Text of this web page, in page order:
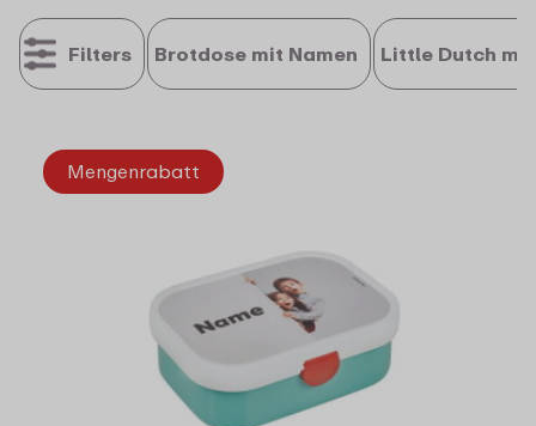
Filters Brotdose mit Namen Little Dutch mit
Mengenrabatt